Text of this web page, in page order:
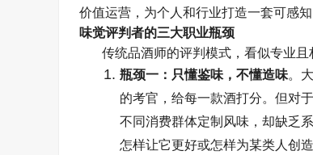
价值运营，为个人和行业打造一套可感
味觉评判者的三大职业瓶颈
传统品酒师的评判模式，看似专业
瓶颈一：只懂鉴味，不懂造味。
的考官，给每一款酒打分。但对
不同消费群体定制风味，却缺乏
怎样让它更好或怎样为某类人创造